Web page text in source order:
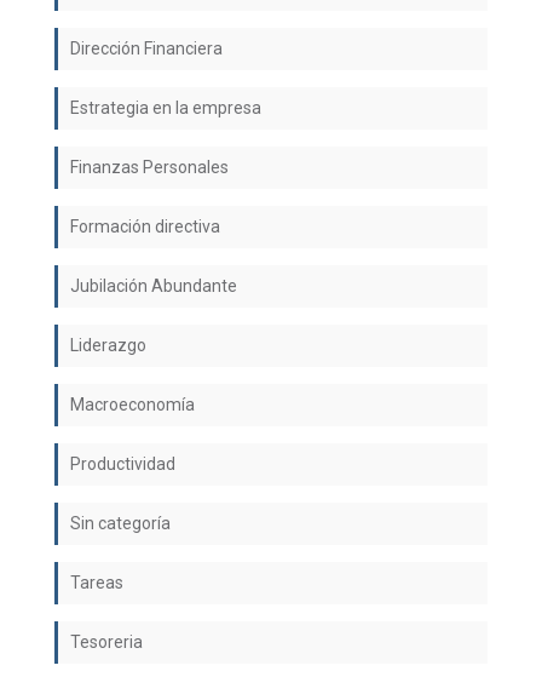
Dirección Financiera
Estrategia en la empresa
Finanzas Personales
Formación directiva
Jubilación Abundante
Liderazgo
Macroeconomía
Productividad
Sin categoría
Tareas
Tesoreria